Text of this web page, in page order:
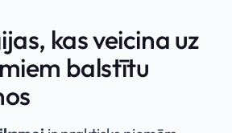
kas veicina uz
balstītu